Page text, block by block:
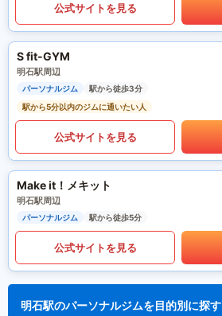
公式サイトを見る
S fit-GYM
明石駅周辺
パーソナルジム
駅から徒歩3分
駅から5分以内のジムに通いたい人
公式サイトを見る
Make it！メキット
明石駅周辺
パーソナルジム 駅から徒歩5分
公式サイトを見る
明石駅のパーソナルジムを目的別に探す